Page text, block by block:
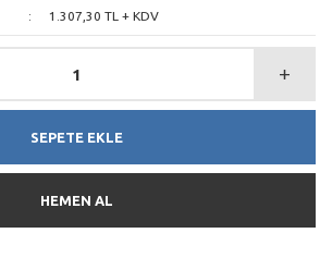
1.307,30 TL + KDV
SEPETE EKLE
HEMEN AL